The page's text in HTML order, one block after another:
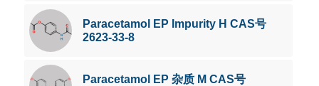
Paracetamol EP Impurity H CAS号
2623-33-8
Paracetamol EP 杂质 M CAS号